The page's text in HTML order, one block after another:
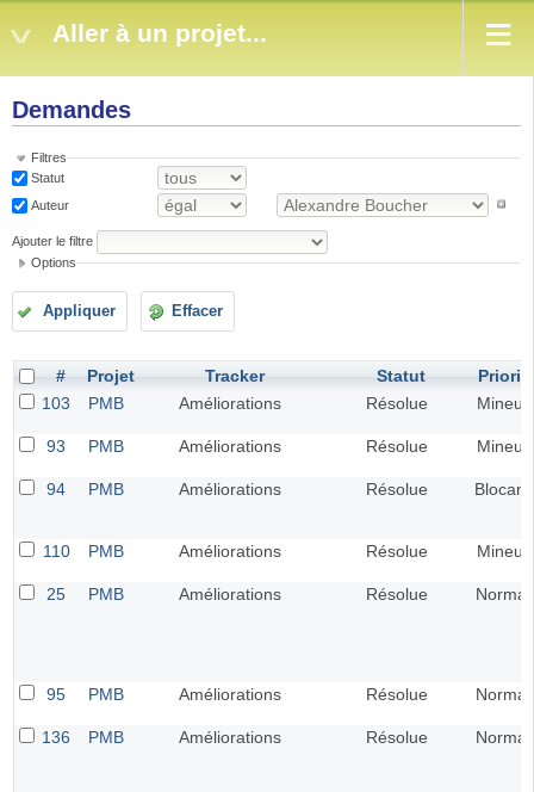
Aller à un projet...
Demandes
Filtres
Statut
Auteur
Ajouter le filtre
Options
Appliquer Effacer
# Projet Tracker Statut
103
PMB Améliorations Résolue Mineur
93 PMB Améliorations Résolue Mineur
94 PMB Améliorations Résolue Blocant
110 PMB Améliorations Résolue Mineur
25 PMB Améliorations Résolue Normal
95 PMB Améliorations Résolue Normal
136 PMB Améliorations Résolue Normal